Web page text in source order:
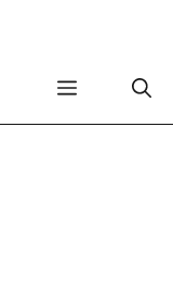
MENÜ